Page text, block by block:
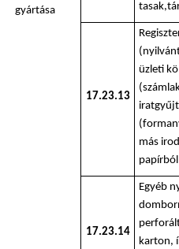
gyártása
17.23.13
üzleti
más
17.23.14
Egyéb
karton,